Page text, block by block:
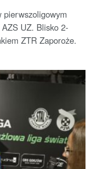
pierwszoligowym
UZ. Blisko 2-
ZTR Zaporoże.